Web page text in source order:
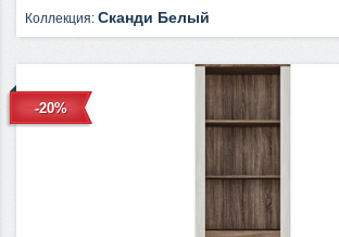
Коллекция: Сканди Белый
-20%